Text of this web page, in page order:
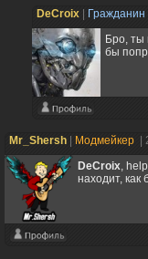
DeCroix
Гражданин
Бро, ты
бы
Mr_Shersh Модмейкер
DeCroix,
находит, как